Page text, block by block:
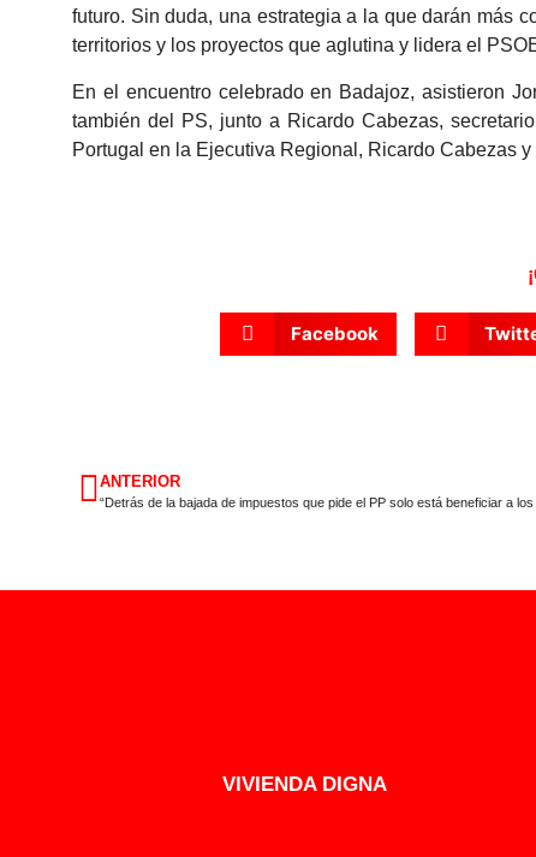
futuro. Sin duda, una estrategia a la que darán más
territorios y los proyectos que aglutina y lidera el
En el encuentro celebrado en Badajoz, asistieron
también del PS, junto a Ricardo Cabezas,
Portugal en la Ejecutiva Regional, Ricardo Cabezas
Facebook
ANTERIOR
“Detrás de la bajada de impuestos que pide el PP solo está beneficiar a
VIVIENDA DIGNA